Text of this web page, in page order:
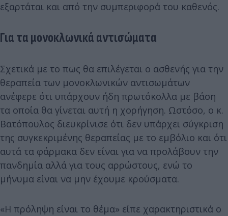
εξαρτάται και από την συμπεριφορά του καθενός.
Για τα μονοκλωνικά αντισώματα
Σχετικά με το πως θα επιλέγεται ο ασθενής για την
θεραπεία των μονοκλωνικών αντισωμάτων
ανέφερε ότι υπάρχουν ήδη πρωτόκολλα με βάση
τα οποία θα γίνεται αυτή η χορήγηση. Ωστόσο, ο κ.
Βατόπουλος διευκρίνισε ότι δεν υπάρχει σύγκριση
της συγκεκριμένης θεραπείας με το εμβόλιο και ότι
αυτά τα φάρμακα δεν είναι για να προλάβουν την
πανδημία αλλά για τους αρρώστους, ενώ το
μήνυμα είναι να μην έχουμε κρούσματα.
«Η πρόληψη είναι το θέμα» είπε χαρακτηριστικά ο